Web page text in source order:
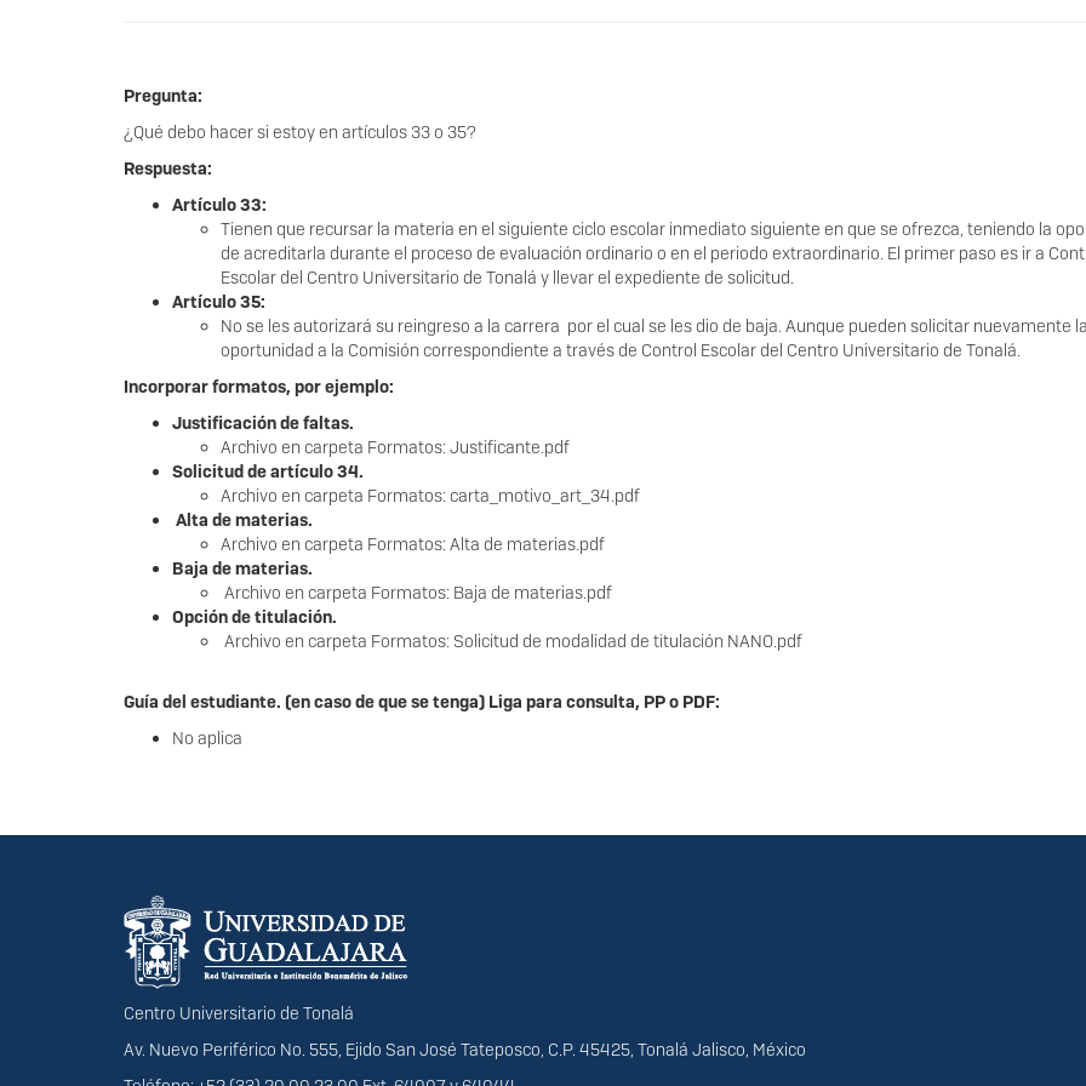
Pregunta:
¿Qué debo hacer si estoy en artículos 33 o 35?
Respuesta:
Artículo 33:
Tienen que recursar la materia en el siguiente ciclo escolar inmediato siguiente en que se ofrezca, teniendo la
de acreditarla durante el proceso de evaluación ordinario o en el periodo extraordinario. El primer paso es ir a
Escolar del Centro Universitario de Tonalá y llevar el expediente de solicitud.
Artículo 35:
No se les autorizará su reingreso a la carrera por el cual se les dio de baja. Aunque pueden solicitar nuevamente la
oportunidad a la Comisión correspondiente a través de Control Escolar del Centro Universitario de Tonalá.
Incorporar formatos, por ejemplo:
Justificación de faltas.
Archivo en carpeta Formatos: Justificante.pdf
Solicitud de artículo 34.
Archivo en carpeta Formatos: carta_motivo_art_34.pdf
Alta de materias.
Archivo en carpeta Formatos: Alta de materias.pdf
Baja de materias.
Archivo en carpeta Formatos: Baja de materias.pdf
Opción de titulación.
Archivo en carpeta Formatos: Solicitud de modalidad de titulación NANO.pdf
Guía del estudiante. (en caso de que se tenga) Liga para consulta, PP o PDF:
No aplica
Información del portal
Centro Universitario de Tonalá
Av. Nuevo Periférico No. 555, Ejido San José Tateposco, C.P. 45425, Tonalá Jalisco, México